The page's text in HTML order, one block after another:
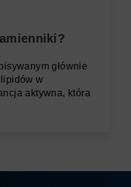
głównie
w
aktywna, która